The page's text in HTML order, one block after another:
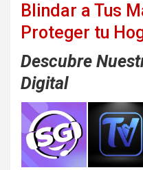
Blindar a Tus
Proteger tu
Descubre
Digital